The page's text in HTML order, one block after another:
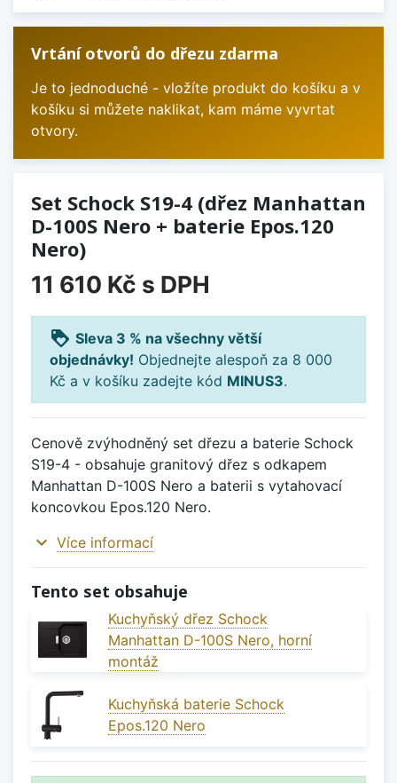
Vrtání otvorů do dřezu zdarma
Je to jednoduché - vložíte produkt do košíku a v
košíku si můžete naklikat, kam máme vyvrtat
otvory.
Set Schock S19-4 (dřez Manhattan
D-100S Nero + baterie Epos.120
Nero)
11 610 Kč s DPH
loyalty Sleva 3 % na všechny větší
objednávky! Objednejte alespoň za 8 000
Kč a v košíku zadejte kód MINUS3.
Cenově zvýhodněný set dřezu a baterie Schock
S19-4 - obsahuje granitový dřez s odkapem
Manhattan D-100S Nero a baterii s vytahovací
koncovkou Epos.120 Nero.
expand_more Více informací
Tento set obsahuje
Kuchyňský dřez Schock
Manhattan D-100S Nero, horní
montáž
Kuchyňská baterie Schock
Epos.120 Nero